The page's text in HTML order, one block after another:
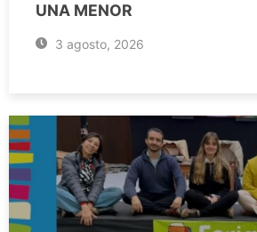
UNA MENOR
3 agosto, 2026